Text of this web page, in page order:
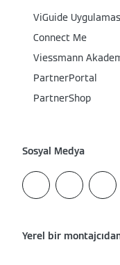
ViGuide
Connect Me
Viessmann
PartnerPortal
PartnerShop
Sosyal Medya
Yerel bir